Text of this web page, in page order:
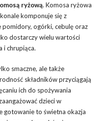
ryżową. Komosa ryżowa
komponuje się z
ogórki, cebulę oraz
dostarczy wielu wartości
i chrupiąca.
smaczne, ale także
składników przyciągają
ich do spożywania
dzieci w
gotowanie to świetna okazja